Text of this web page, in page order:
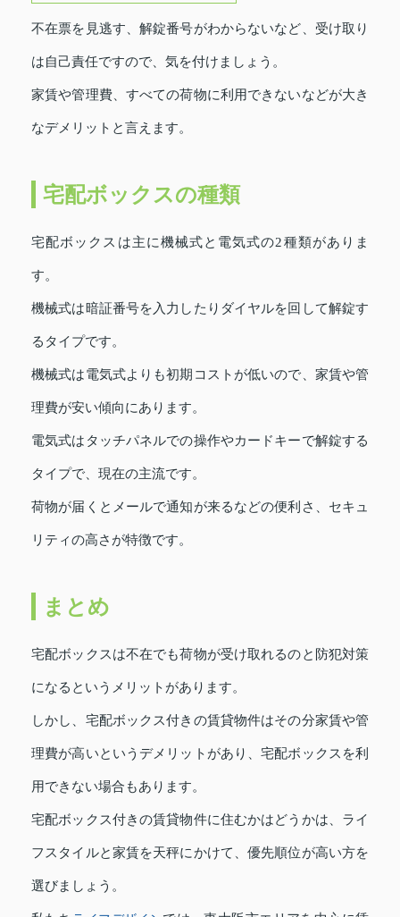
不在票を見逃す、解錠番号がわからないなど、受け取り
は自己責任ですので、気を付けましょう。
家賃や管理費、すべての荷物に利用できないなどが大き
なデメリットと言えます。
宅配ボックスの種類
宅配ボックスは主に機械式と電気式の2種類がありま
す。
機械式は暗証番号を入力したりダイヤルを回して解錠す
るタイプです。
機械式は電気式よりも初期コストが低いので、家賃や管
理費が安い傾向にあります。
電気式はタッチパネルでの操作やカードキーで解錠する
タイプで、現在の主流です。
荷物が届くとメールで通知が来るなどの便利さ、セキュ
リティの高さが特徴です。
まとめ
宅配ボックスは不在でも荷物が受け取れるのと防犯対策
になるというメリットがあります。
しかし、宅配ボックス付きの賃貸物件はその分家賃や管
理費が高いというデメリットがあり、宅配ボックスを利
用できない場合もあります。
宅配ボックス付きの賃貸物件に住むかはどうかは、ライ
フスタイルと家賃を天秤にかけて、優先順位が高い方を
選びましょう。